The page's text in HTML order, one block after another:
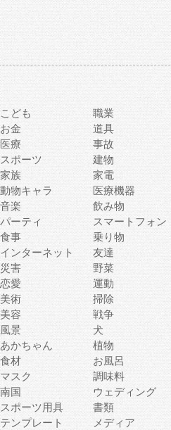
こども 職業
お金 道具
医療 事故
スポーツ 建物
家族 家電
動物キャラ 医療機器
音楽 飲み物
パーティ スマートフォン
食事 乗り物
インターネット 友達
災害 野菜
恋愛 運動
美術 掃除
美容 戦争
風景 犬
あかちゃん 植物
食材 お風呂
マスク 調味料
南国 ウェディング
スポーツ用具 書類
テンプレート メディア